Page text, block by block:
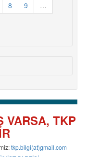
8 9
…
VARSA, TKP
tkp.bilgi(at)gmail.com